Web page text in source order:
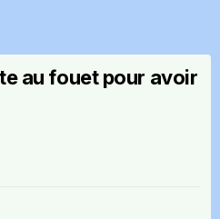
au fouet pour avoir